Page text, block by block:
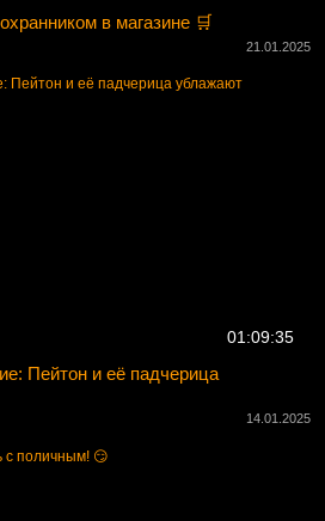
в магазине 🛒
21.01.2025
01:09:35
Пейтон и её падчерица
14.01.2025